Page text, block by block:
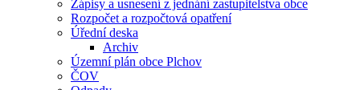
Zápisy a usnesení z jednání zastupitelstva obce
Rozpočet a rozpočtová opatření
Úřední deska
Archiv
Územní plán obce Plchov
ČOV